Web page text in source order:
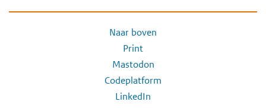
Naar boven
Print
Mastodon
Codeplatform
LinkedIn